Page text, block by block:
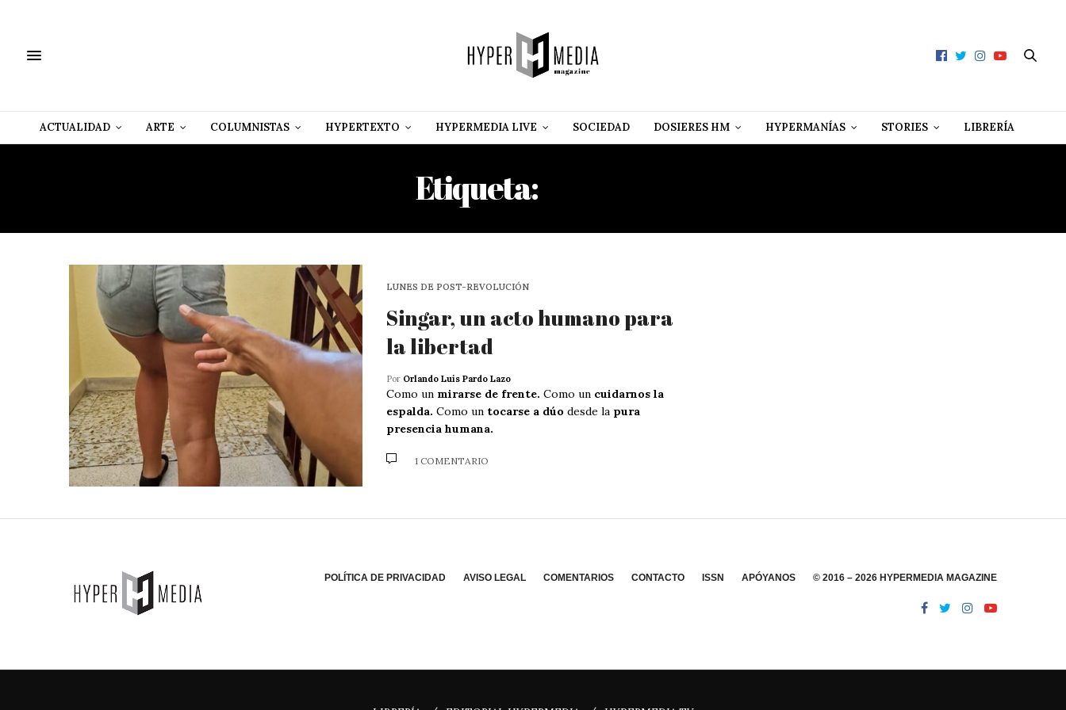
ACTUALIDAD ARTE COLUMNISTAS HYPERTEXTO HYPERMEDIA LIVE SOCIEDAD DOSIERES HM HYPERMANÍAS STORIES LIBRERÍA
Etiqueta:
LUNES DE POST-REVOLUCIÓN
Singar, un acto humano para
la libertad
Por Orlando Luis Pardo Lazo
Como un mirarse de frente. Como un cuidarnos la
espalda. Como un tocarse a dúo desde la pura
presencia humana.
1 COMENTARIO
POLÍTICA DE PRIVACIDAD AVISO LEGAL COMENTARIOS CONTACTO ISSN APÓYANOS © 2016 – 2026 HYPERMEDIA MAGAZINE